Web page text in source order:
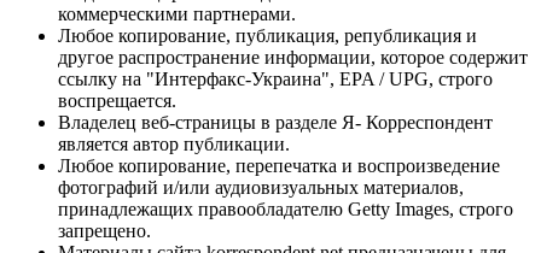
коммерческими партнерами.
Любое копирование, публикация, републикация и
другое распространение информации, которое содержит
ссылку на "Интерфакс-Украина", EPA / UPG, строго
воспрещается.
Владелец веб-страницы в разделе Я- Корреспондент
является автор публикации.
Любое копирование, перепечатка и воспроизведение
фотографий и/или аудиовизуальных материалов,
принадлежащих правообладателю Getty Images, строго
запрещено.